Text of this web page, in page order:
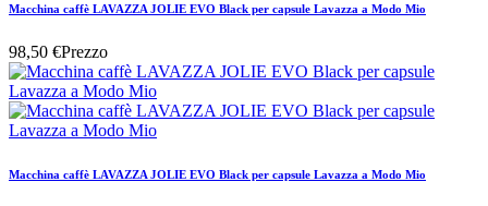
Macchina caffè LAVAZZA JOLIE EVO Black per capsule Lavazza a Modo Mio
98,50 €Prezzo
Macchina caffè LAVAZZA JOLIE EVO Black per capsule Lavazza a Modo Mio